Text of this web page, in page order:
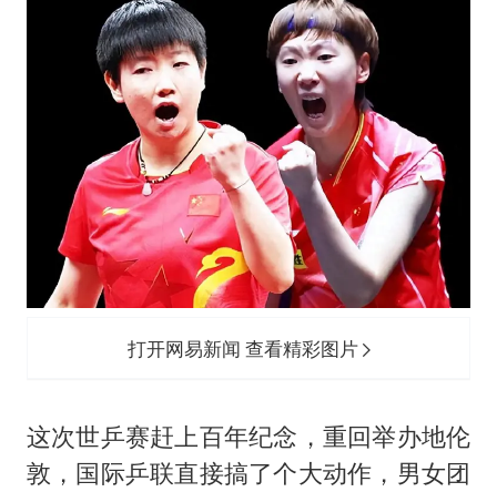
打开网易新闻 查看精彩图片
这次世乒赛赶上百年纪念，重回举办地伦
敦，国际乒联直接搞了个大动作，男女团